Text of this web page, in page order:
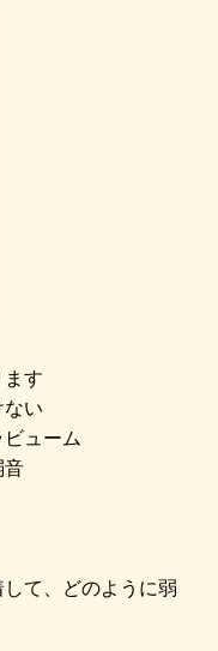
す
い
ューム
音
て、どのように弱